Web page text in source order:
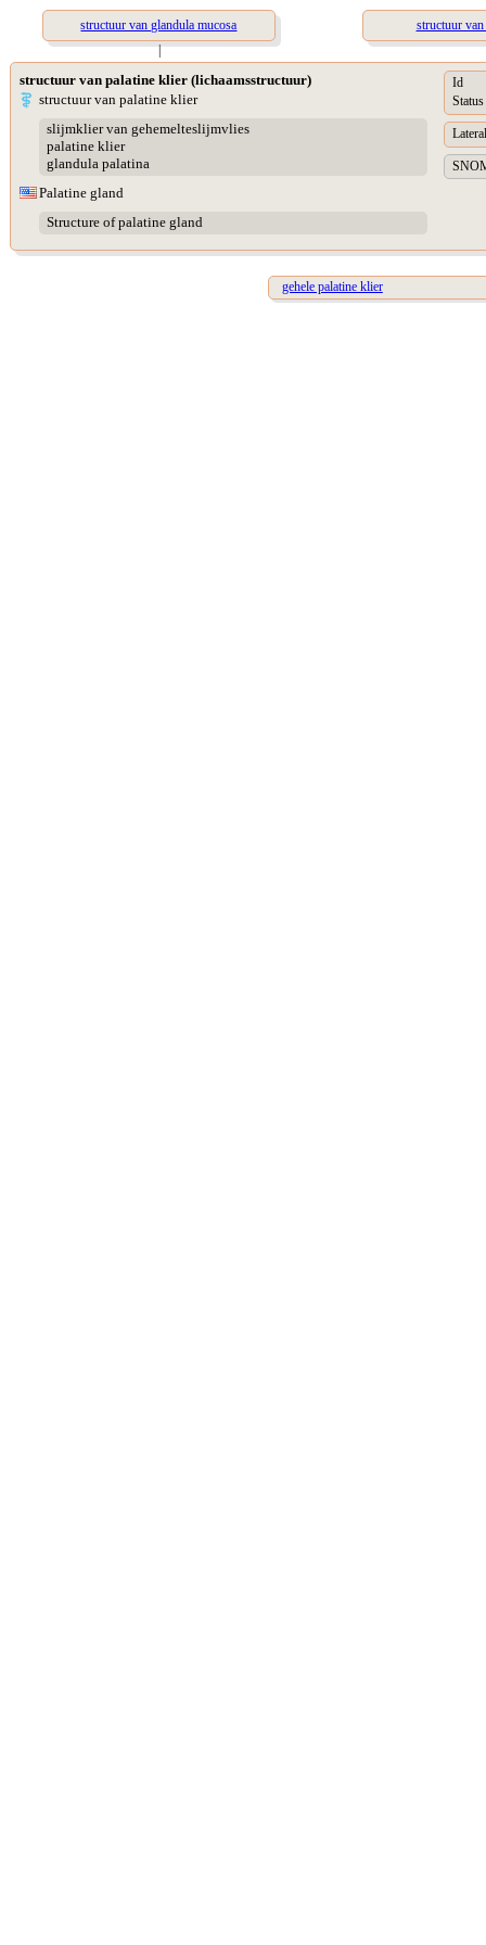
structuur van glandula mucosa
structuur
|
structuur van palatine klier (lichaamsstructuur)
structuur van palatine klier
slijmklier van gehemelteslijmvlies
palatine klier
glandula palatina
Palatine gland
Structure of palatine gland
Id
Status
gehele palatine klier